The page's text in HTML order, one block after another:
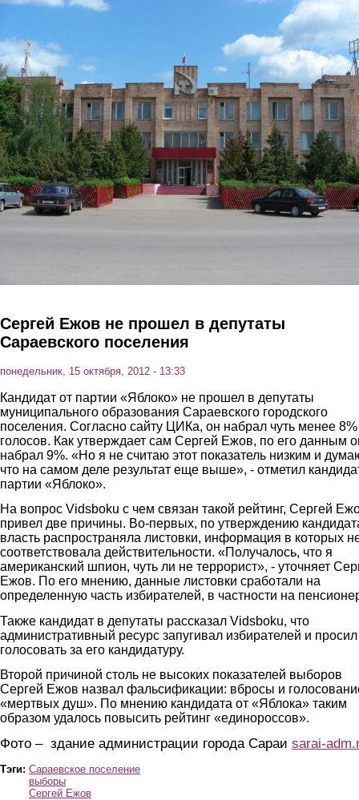
Перейти к основному содержанию
Сергей Ежов не прошел в депутаты
Сараевского поселения
понедельник, 15 октября, 2012 - 13:33
Кандидат от партии «Яблоко» не прошел в депутаты
муниципального образования Сараевского городского
поселения. Согласно сайту ЦИКа, он набрал чуть менее 8%
голосов. Как утверждает сам Сергей Ежов, по его данным
набрал 9%. «Но я не считаю этот показатель низким и
что на самом деле результат еще выше», - отметил
партии «Яблоко».
На вопрос Vidsboku с чем связан такой рейтинг, Сергей
привел две причины. Во-первых, по утверждению
власть распространяла листовки, информация в которых
соответствовала действительности. «Получалось, что я
американский шпион, чуть ли не террорист», - уточняет
Ежов. По его мнению, данные листовки сработали на
определенную часть избирателей, в частности на
Также кандидат в депутаты рассказал Vidsboku, что
административный ресурс запугивал избирателей и
голосовать за его кандидатуру.
Второй причиной столь не высоких показателей выборов
Сергей Ежов назвал фальсификации: вбросы и
«мертвых душ». По мнению кандидата от «Яблока» таким
образом удалось повысить рейтинг «единороссов».
Фото – здание администрации города Сараи sarai-
Тэги: Сараевское поселение
выборы
Сергей Ежов